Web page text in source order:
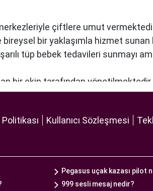
çiftlere umut
bir yaklaşımla hizmet sunan
tüp bebek tedavileri sunmayı
bir ekip tarafından
sunarak, her çiftin özel
sürecini daha etkili ve güvenli
anlayışı ve etik prensipler
sunar.
ve deneyimli bir doktorun
Kullanıcı Sözleşmesi
Pegasus uçak kazası pilot
999 sesli mesaj nedir?